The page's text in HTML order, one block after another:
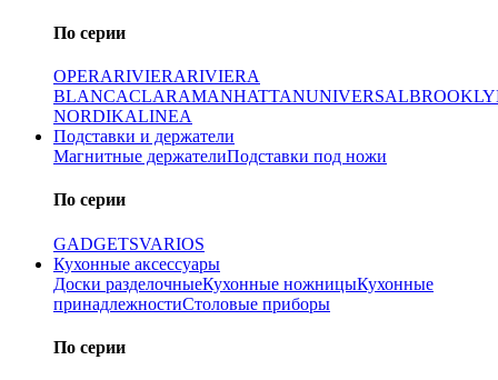
По серии
OPERARIVIERARIVIERA
BLANCACLARAMANHATTANUNIVERSAL
NORDIKALINEA
Подставки и держатели
Магнитные держателиПодставки под ножи
По серии
GADGETSVARIOS
Кухонные аксессуары
Доски разделочныеКухонные ножницыКухонные
принадлежностиСтоловые приборы
По серии